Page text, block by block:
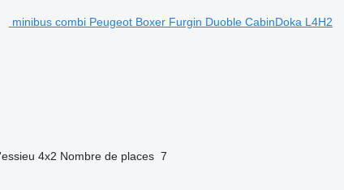
minibus combi Peugeot Boxer Furgin Duoble CabinDoka L4H2
4x2 Nombre de places 7